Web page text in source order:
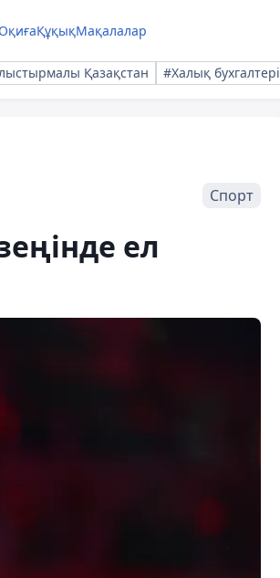
ОқиғаҚұқықМақалалар
Қазақстан #Халық бухгалтері
Спорт
ел